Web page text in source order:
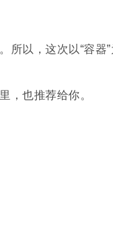
以，这次以“容
，也推荐给你。